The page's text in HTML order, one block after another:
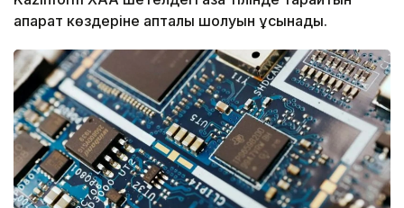
ақпарат көздеріне апталық шолуын ұсынады.